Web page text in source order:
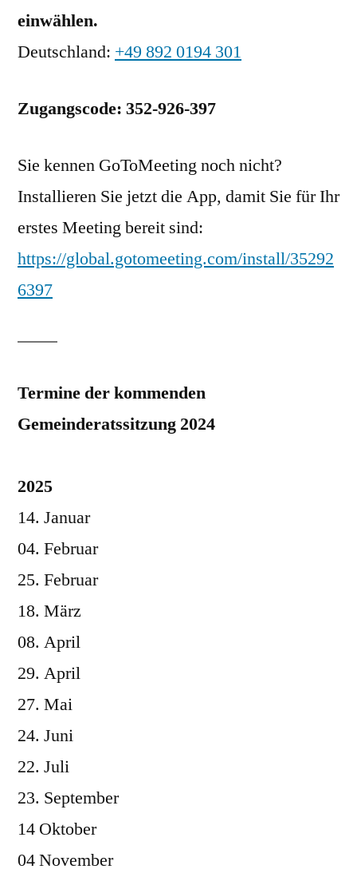
einwählen.
Deutschland: +49 892 0194 301
Zugangscode: 352-926-397
Sie kennen GoToMeeting noch nicht?
Installieren Sie jetzt die App, damit Sie für Ihr
erstes Meeting bereit sind:
https://global.gotomeeting.com/install/35292
6397
Termine der kommenden
Gemeinderatssitzung 2024
2025
14. Januar
04. Februar
25. Februar
18. März
08. April
29. April
27. Mai
24. Juni
22. Juli
23. September
14 Oktober
04 November